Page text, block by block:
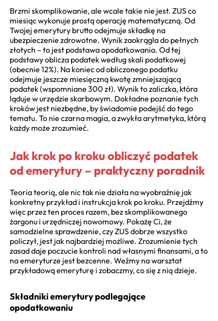
Brzmi skomplikowanie, ale wcale takie nie jest. ZUS co
miesiąc wykonuje prostą operację matematyczną. Od
Twojej emerytury brutto odejmuje składkę na
ubezpieczenie zdrowotne. Wynik zaokrągla do pełnych
złotych – to jest podstawa opodatkowania. Od tej
podstawy oblicza podatek według skali podatkowej
(obecnie 12%). Na koniec od obliczonego podatku
odejmuje jeszcze miesięczną kwotę zmniejszającą
podatek (wspomniane 300 zł). Wynik to zaliczka, która
ląduje w urzędzie skarbowym. Dokładne poznanie tych
kroków jest niezbędne, by świadomie podejść do tego
tematu. To nie czarna magia, a zwykła arytmetyka, którą
każdy może zrozumieć.
Jak krok po kroku obliczyć podatek
od emerytury – praktyczny poradnik
Teoria teorią, ale nic tak nie działa na wyobraźnię jak
konkretny przykład i instrukcja krok po kroku. Przejdźmy
więc przez ten proces razem, bez skomplikowanego
żargonu i urzędniczej nowomowy. Pokażę Ci, że
samodzielne sprawdzenie, czy ZUS dobrze wszystko
policzył, jest jak najbardziej możliwe. Zrozumienie tych
zasad daje poczucie kontroli nad własnymi finansami, a to
na emeryturze jest bezcenne. Weźmy na warsztat
przykładową emeryturę i zobaczmy, co się z nią dzieje.
Składniki emerytury podlegające
opodatkowaniu